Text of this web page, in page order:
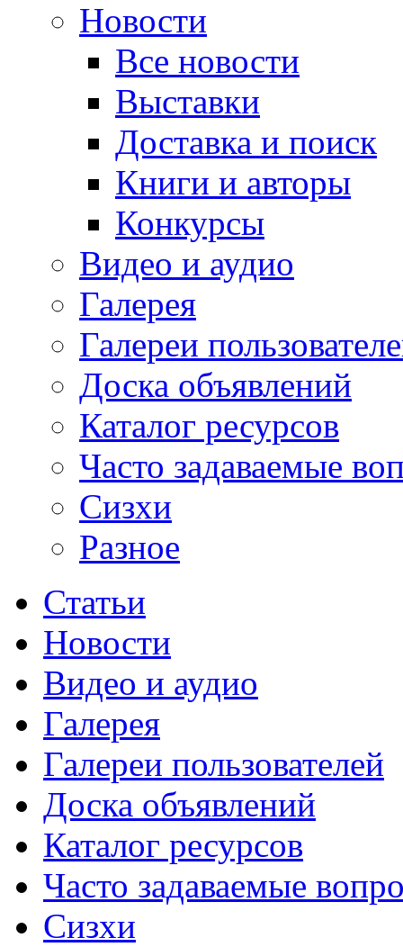
Новости
Все новости
Выставки
Доставка и поиск
Книги и авторы
Конкурсы
Видео и аудио
Галерея
Галереи
Доска объявлений
Каталог ресурсов
Часто задаваемые
Сизхи
Разное
Статьи
Новости
Видео и аудио
Галерея
Галереи пользователей
Доска объявлений
Каталог ресурсов
Часто задаваемые
Сизхи